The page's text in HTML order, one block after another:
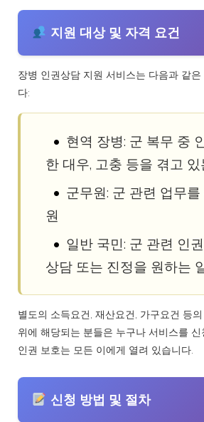
지원 대상 및 자격 요건
장병 인권상담 지원 서비스는 다음과 같
다:
현역 장병: 군 복무 중
한 대우, 고충 등을 겪고
군무원: 군 관련 업무
원
일반 국민: 군 관련 인
상담 또는 진정을 원하는
별도의 소득요건, 재산요건, 가구요건 등
위에 해당되는 분들은 누구나 서비스를
인권 보호는 모든 이에게 열려 있습니다.
신청 방법 및 절차